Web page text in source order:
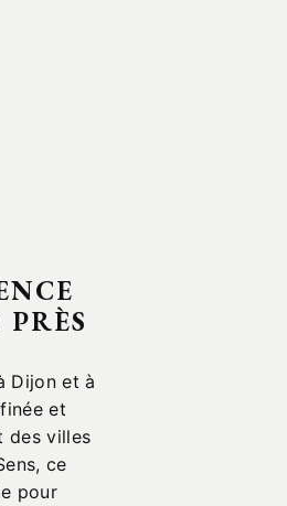
Dijon et à
et
des villes
ce
pour